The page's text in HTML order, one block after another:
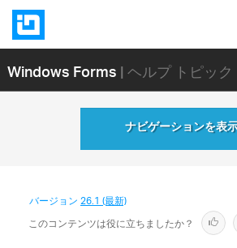
Windows Forms| ヘルプ トピック
ナビゲーションを表
バージョン26.1 (最新)
このコンテンツは役に立ちましたか？